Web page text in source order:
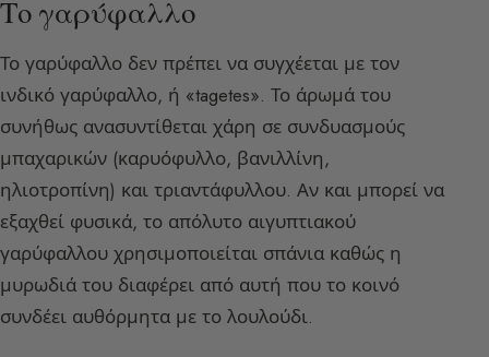
Το γαρύφαλλο
Το γαρύφαλλο δεν πρέπει να συγχέεται με τον
ινδικό γαρύφαλλο, ή «tagetes». Το άρωμά του
συνήθως ανασυντίθεται χάρη σε συνδυασμούς
μπαχαρικών (καρυόφυλλο, βανιλλίνη,
ηλιοτροπίνη) και τριαντάφυλλου. Αν και μπορεί να
εξαχθεί φυσικά, το απόλυτο αιγυπτιακού
γαρύφαλλου χρησιμοποιείται σπάνια καθώς η
μυρωδιά του διαφέρει από αυτή που το κοινό
συνδέει αυθόρμητα με το λουλούδι.